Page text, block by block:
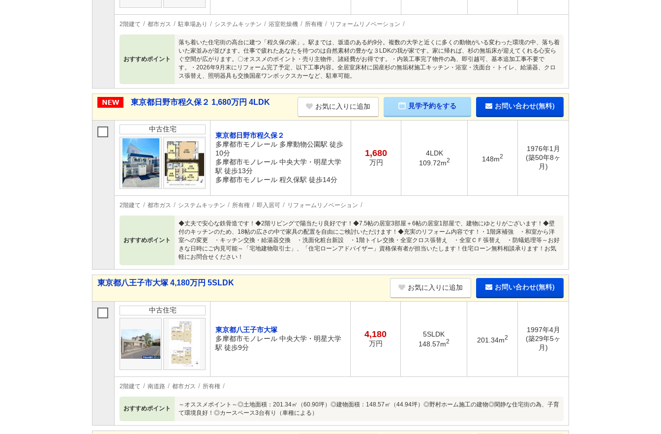
2階建て 都市ガス 駐車場あり システムキッチン 浴室乾燥機 所有権 リフォームリノベーション
おすすめポイント
落ち着いた住宅街の高台に建つ「程久保の家」。駅までは、坂道のある約9分。複数の大学と近くに多くの動物がいる変わった環境の中、落ち着
いた家並みが並びます。仕事で疲れたあなたを待つのは自然素材の豊かな３LDKの我が家です。家に帰れば、杉の無垢床が迎えてくれる心安ら
ぐ空間が広がります。〇オススメのポイント・売り主物件、諸経費がお得です。・内装工事完了物件の為、即引越可、基本追加工事不要で
す。・2026年9月末にリフォーム完了予定、以下工事内容。全居室床材に国産杉の無垢材施工キッチン・浴室・洗面台・トイレ、給湯器、クロ
ス張替え、照明器具も交換国産ワンボックスカーなど、駐車可能。
東京都日野市程久保２ 1,680万円 4LDK お気に入りに追加 見学予約をする お問い合わせ(無料)
中古住宅
東京都日野市程久保２
多摩都市モノレール 多摩動物公園駅 徒歩
10分
多摩都市モノレール 中央大学・明星大学
駅 徒歩13分
多摩都市モノレール 程久保駅 徒歩14分
1,680
万円
4LDK
109.72m2 148m2
1976年1月
(築50年8ヶ
月)
2階建て 都市ガス システムキッチン 所有権 即入居可 リフォームリノベーション
おすすめポイント
◆丈夫で安心な鉄骨造です！◆2階リビングで陽当たり良好です！◆7.5帖の居室3部屋＋6帖の居室1部屋で、建物にゆとりがございます！◆壁
付のキッチンのため、18帖の広さの中で家具の配置を自由にご検討いただけます！◆充実のリフォーム内容です！・1階床補強 ・和室から洋
室への変更 ・キッチン交換・給湯器交換 ・洗面化粧台新設 ・1階トイレ交換・全室クロス張替え ・全室ＣＦ張替え ・防蟻処理等～お好
きな日時にご内見可能～「宅地建物取引士」、「住宅ローンアドバイザー」資格保有者が担当いたします！住宅ローン無料相談承ります！お気
軽にお問合せください！
東京都八王子市大塚 4,180万円 5SLDK
お気に入りに追加 お問い合わせ(無料)
中古住宅
東京都八王子市大塚
多摩都市モノレール 中央大学・明星大学
駅 徒歩9分
4,180
万円
5SLDK
148.57m2 201.34m2
1997年4月
(築29年5ヶ
月)
2階建て 南道路 都市ガス 所有権
おすすめポイント
～オススメポイント～◎土地面積：201.34㎡（60.90坪）◎建物面積：148.57㎡（44.94坪）◎野村ホーム施工の建物◎閑静な住宅街の為、子育
て環境良好！◎カースペース3台有り（車種による）